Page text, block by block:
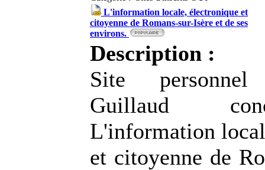
L'information locale, électronique et
citoyenne de Romans-sur-Isère et de ses
environs.
Description :
Site
Guillaud
L'information
et citoyenne de